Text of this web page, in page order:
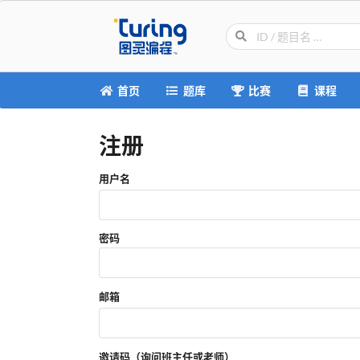
首页 题库 比赛 课程
注册
用户名
密码
邮箱
邀请码（询问班主任或老师）